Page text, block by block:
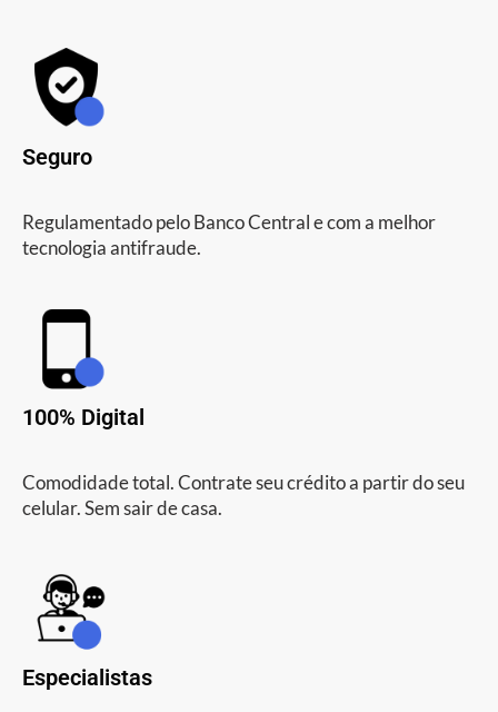
Seguro
Regulamentado pelo Banco Central e com a melhor
tecnologia antifraude.
100% Digital
Comodidade total. Contrate seu crédito a partir do seu
celular. Sem sair de casa.
Especialistas